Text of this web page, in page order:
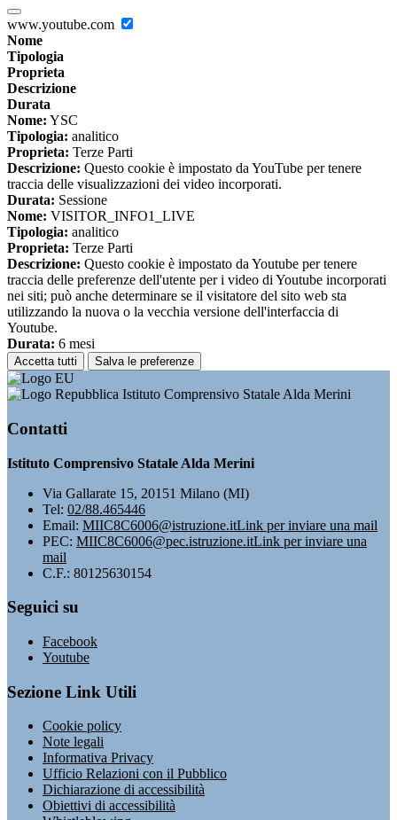
www.youtube.com
Nome
Tipologia
Proprieta
Descrizione
Durata
Nome: YSC
Tipologia: analitico
Proprieta: Terze Parti
Descrizione: Questo cookie è impostato da YouTube per tenere
traccia delle visualizzazioni dei video incorporati.
Durata: Sessione
Nome: VISITOR_INFO1_LIVE
Tipologia: analitico
Proprieta: Terze Parti
Descrizione: Questo cookie è impostato da Youtube per tenere
traccia delle preferenze dell'utente per i video di Youtube incorporati
nei siti; può anche determinare se il visitatore del sito web sta
utilizzando la nuova o la vecchia versione dell'interfaccia di
Youtube.
Durata: 6 mesi
Accetta tutti Salva le preferenze
Istituto Comprensivo Statale Alda Merini
Contatti
Istituto Comprensivo Statale Alda Merini
Via Gallarate 15, 20151 Milano (MI)
Tel: 02/88.465446
Email: MIIC8C6006@istruzione.itLink per inviare una mail
PEC: MIIC8C6006@pec.istruzione.itLink per inviare una
mail
C.F.: 80125630154
Seguici su
Facebook
Youtube
Sezione Link Utili
Cookie policy
Note legali
Informativa Privacy
Ufficio Relazioni con il Pubblico
Dichiarazione di accessibilità
Obiettivi di accessibilità